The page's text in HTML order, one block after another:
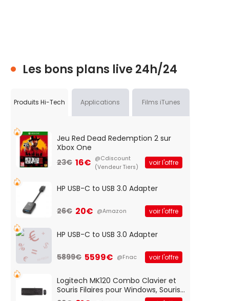
Les bons plans live 24h/24
Produits Hi-Tech Applications Films iTunes
Jeu Red Dead Redemption 2 sur
Xbox One
23€ 16€ @Cdiscount
(Vendeur Tiers)
voir l'offre
HP USB-C to USB 3.0 Adapter
26€ 20€ @Amazon voir l'offre
HP USB-C to USB 3.0 Adapter
5899€ 5599€ @Fnac voir l'offre
Logitech MK120 Combo Clavier et
Souris Filaires pour Windows, Souris
Optique Filaire, Connexion USB Plug